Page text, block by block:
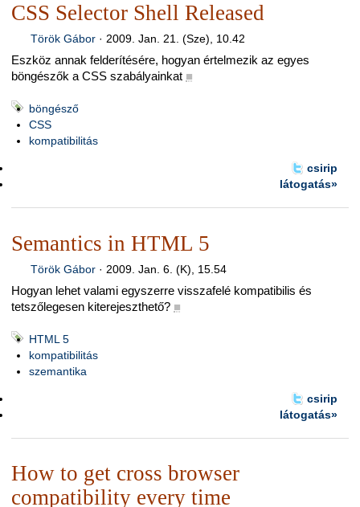
CSS Selector Shell Released
Török Gábor· 2009. Jan. 21. (Sze), 10.42
Eszköz annak felderítésére, hogyan értelmezik az egyes
böngészők a CSS szabályainkat ■
böngésző
CSS
kompatibilitás
csirip
látogatás»
Semantics in HTML 5
Török Gábor· 2009. Jan. 6. (K), 15.54
Hogyan lehet valami egyszerre visszafelé kompatibilis és
tetszőlegesen kiterejeszthető? ■
HTML 5
kompatibilitás
szemantika
csirip
látogatás»
How to get cross browser
compatibility every time